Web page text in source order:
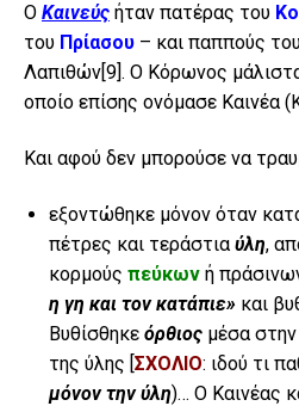
Ο Καινεύς ήταν πατέρας του
του Πρίασου – και παππούς
Λαπιθών [9] . Ο Κόρωνος
οποίο επίσης ονόμασε Καινέα
Και αφού δεν μπορούσε να
εξοντώθηκε μόνον όταν
πέτρες και τεράστια ύλη,
κορμούς πεύκων ή
η γη και τον κατάπιε» και
Βυθίσθηκε όρθιος μέσα
της ύλης [ΣΧΟΛΙΟ: ιδού τι
μόνον την ύλη)… Ο Καινέας